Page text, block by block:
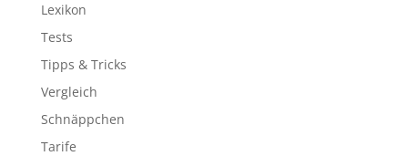
Lexikon
Tests
Tipps & Tricks
Vergleich
Schnäppchen
Tarife